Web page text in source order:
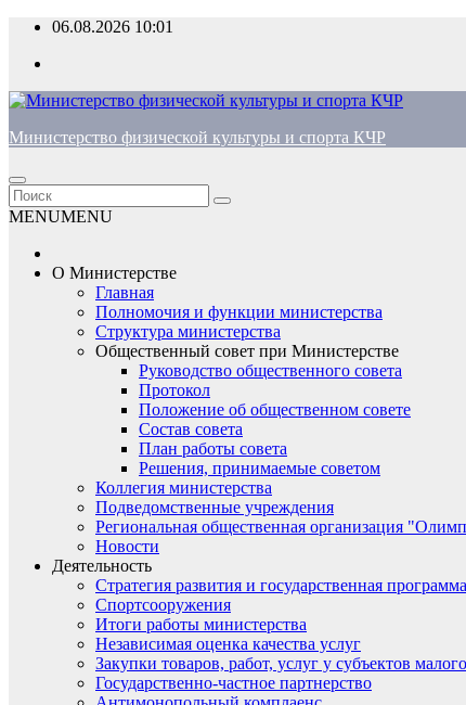
Перейти
содержимому
06.08.2026 10:01
Министерство физической культуры и спорта КЧР
MENUMENU
О Министерстве
Главная
Полномочия и функции министерства
Структура министерства
Общественный совет при Министерстве
Руководство общественного совета
Протокол
Положение об общественном совете
Состав совета
План работы совета
Решения, принимаемые советом
Коллегия министерства
Подведомственные учреждения
Региональная общественная организация
Новости
Деятельность
Стратегия развития и государственная программа
Спортсооружения
Итоги работы министерства
Независимая оценка качества услуг
Закупки товаров, работ, услуг у субъектов
Государственно-частное партнерство